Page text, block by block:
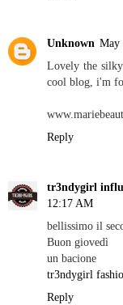
Unknown May
Lovely the
cool blog, i'm
Reply
tr3ndygirl
12:17 AM
bellissimo il
Buon giovedì
un bacione
tr3ndygirl
Reply